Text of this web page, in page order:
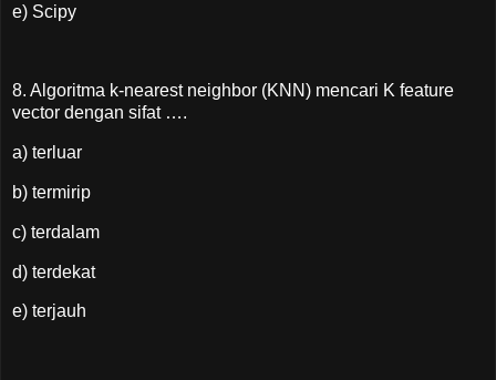
e) Scipy
8. Algoritma k-nearest neighbor (KNN) mencari K feature
vector dengan sifat ….
a) terluar
b) termirip
c) terdalam
d) terdekat
e) terjauh